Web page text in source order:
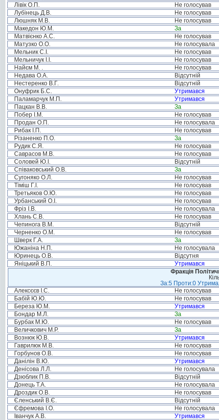
Лівік О.П.
Не голосував
Лубінець Д.В.
Не голосував
Люшняк М.В.
Не голосував
Македон Ю.М.
За
Матвієнко А.С.
Не голосував
Матузко О.О.
Не голосувала
Мельник С.І.
Не голосував
Мельничук І.І.
Не голосував
Найєм М. .
Не голосував
Недава О.А.
Відсутній
Нестеренко В.Г.
Відсутній
Онуфрик Б.С.
Утримався
Паламарчук М.П.
Утримався
Пацкан В.В.
За
Побер І.М.
Не голосував
Продан О.П.
Не голосувала
Рибак І.П.
Не голосував
Різаненко П.О.
За
Рудик С.Я.
Не голосував
Саврасов М.В.
Не голосував
Соловей Ю.І.
Відсутній
Співаковський О.В.
За
Сугоняко О.Л.
Не голосував
Тіміш Г.І.
Не голосував
Третьяков О.Ю.
Не голосував
Урбанський О.І.
Не голосував
Фріз І.В.
Не голосувала
Хлань С.В.
Не голосував
Чепинога В.М.
Відсутній
Черненко О.М.
Не голосував
Шверк Г.А.
За
Южаніна Н.П.
Не голосувала
Юринець О.В.
Відсутня
Яніцький В.П.
Утримався
Фракція
За:5 Проти:0
Алексєєв І.С.
Не голосував
Бабій Ю.Ю.
Не голосував
Береза Ю.М.
Утримався
Бондар М.Л.
За
Бурбак М.Ю.
Не голосував
Величкович М.Р.
За
Вознюк Ю.В.
Утримався
Гаврилюк М.В.
Не голосував
Горбунов О.В.
Не голосував
Данілін В.Ю.
Утримався
Денісова Л.Л.
Не голосувала
Дзюблик П.В.
Відсутній
Донець Т.А.
Не голосувала
Дроздик О.В.
Не голосував
Єленський В.Є.
Відсутній
Єфремова І.О.
Не голосувала
Іванчук А.В.
Утримався